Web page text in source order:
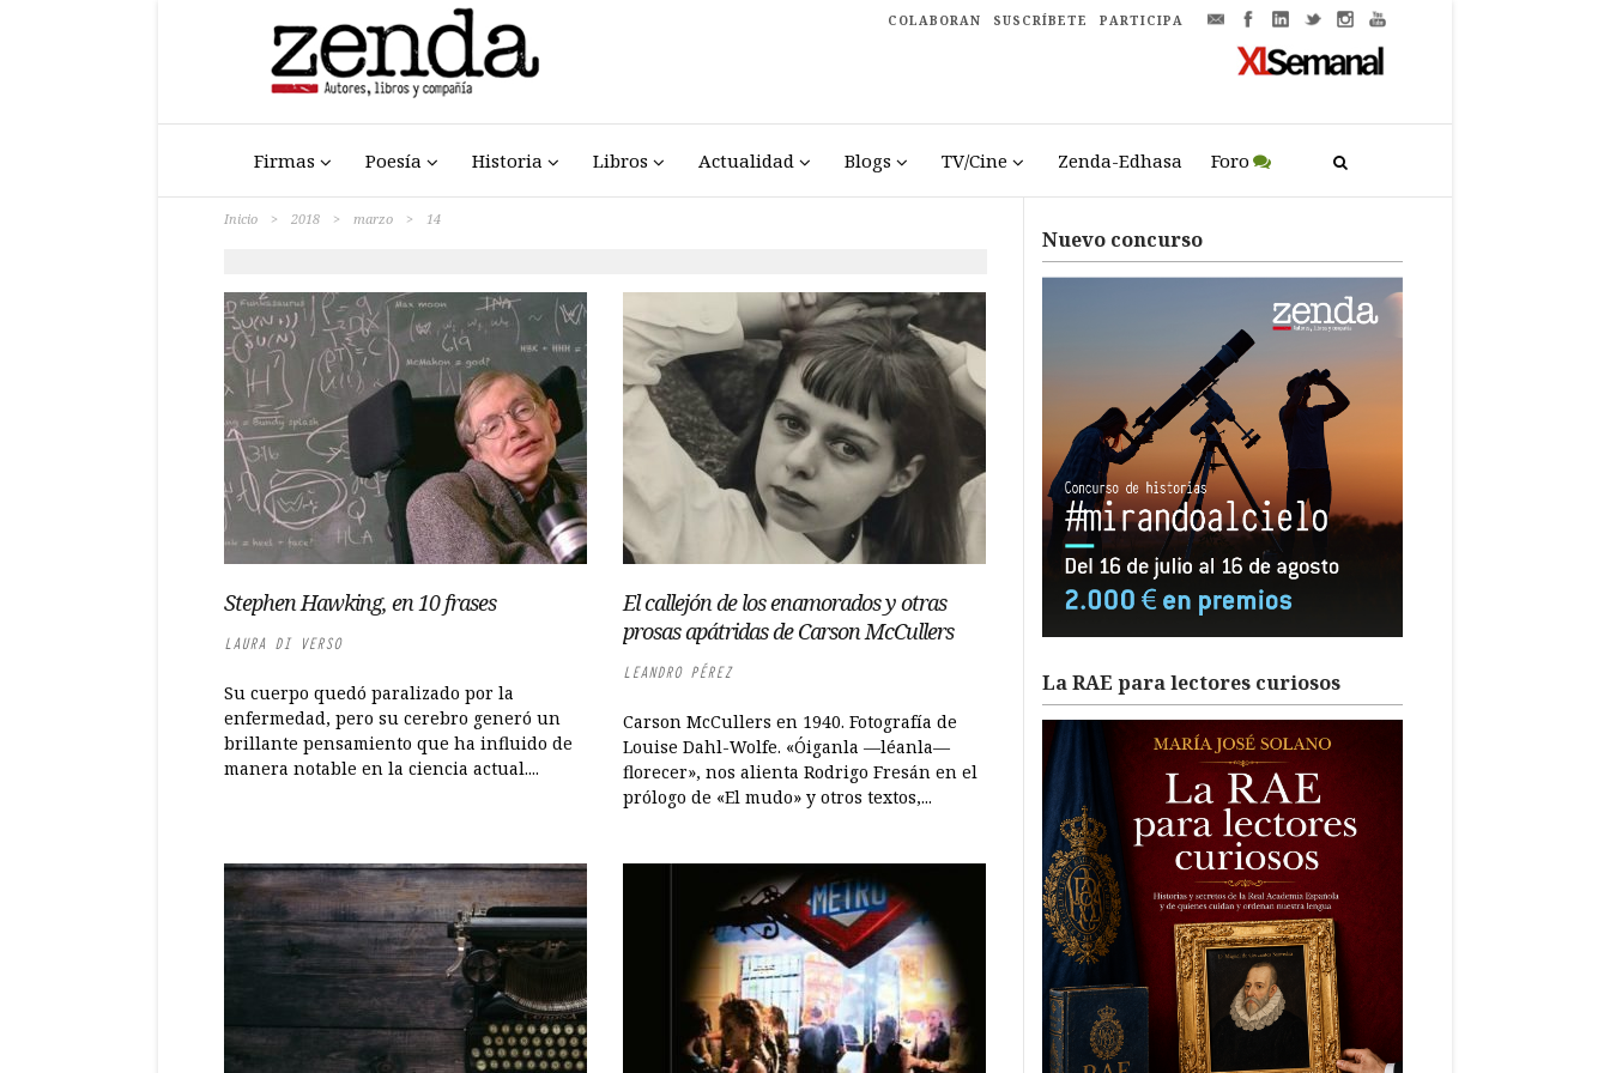
COLABORAN SUSCRÍBETE PARTICIPA
Firmas Poesía Historia Libros Actualidad Blogs TV/Cine Zenda-Edhasa Foro
Inicio > 2018 > marzo > 14
Stephen Hawking, en 10 frases
LAURA DI VERSO
Su cuerpo quedó paralizado por la
enfermedad, pero su cerebro generó un
brillante pensamiento que ha influido de
manera notable en la ciencia actual....
El callejón de los enamorados y otras
prosas apátridas de Carson McCullers
LEANDRO PÉREZ
Carson McCullers en 1940. Fotografía de
Louise Dahl-Wolfe. «Óiganla —léanla—
florecer», nos alienta Rodrigo Fresán en el
prólogo de «El mudo» y otros textos,...
Nuevo concurso
La RAE para lectores curiosos